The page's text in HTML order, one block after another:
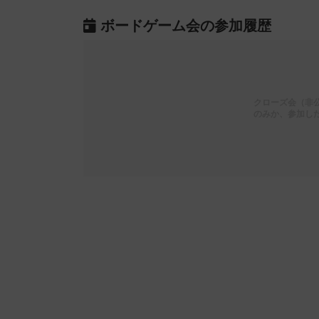
ボードゲーム会の参加履歴